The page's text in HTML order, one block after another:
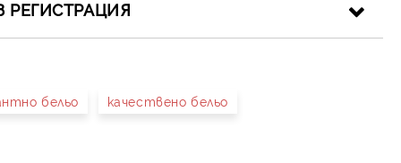
РЕГИСТРАЦИЯ
бельо качествено бельо